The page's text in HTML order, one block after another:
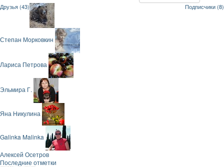
Друзья (43) Подписчики (8)
Степан Морковкин
Лариса Петрова
Эльмира Г.
Яна Никулина
Galinka Malinka
Алексей Осетров
Последние отметки